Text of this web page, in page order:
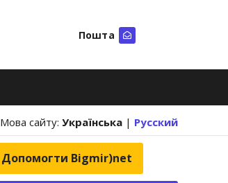
Пошта
Мова сайту: Українська | Русский
Допомогти Bigmir)net